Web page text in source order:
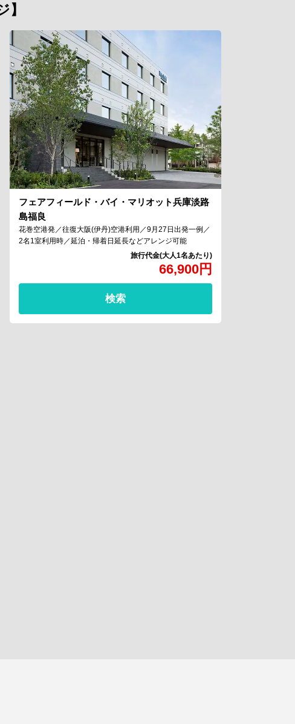
フェアフィールド・バイ・マリオット兵庫淡路
島福良
66,900円
花巻空港発／往復大阪(伊丹)空港利用／9月27日出発一例／
2名1室利用時／延泊・帰着日延長などアレンジ可能
検索